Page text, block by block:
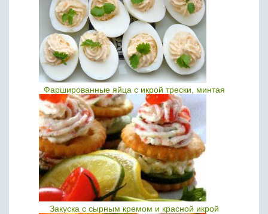
Фаршированные яйца с икрой трески, минтая
Закуска с сырным кремом и красной икрой